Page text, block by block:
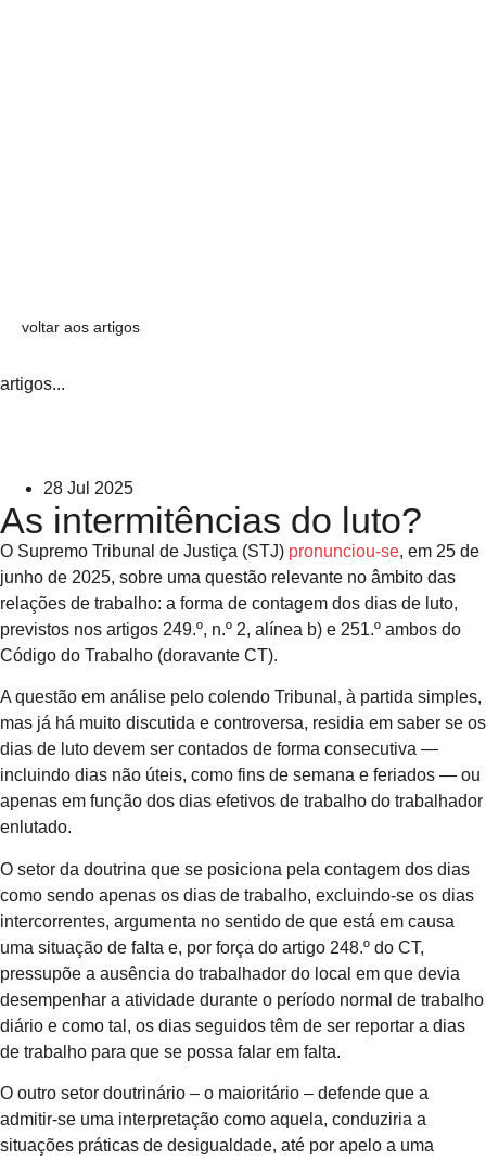
voltar aos artigos
artigos...
28 Jul 2025
As intermitências do luto?
O Supremo Tribunal de Justiça (STJ) pronunciou-se, em 25 de
junho de 2025, sobre uma questão relevante no âmbito das
relações de trabalho: a forma de contagem dos dias de luto,
previstos nos artigos 249.º, n.º 2, alínea b) e 251.º ambos do
Código do Trabalho (doravante CT).
A questão em análise pelo colendo Tribunal, à partida simples,
mas já há muito discutida e controversa, residia em saber se os
dias de luto devem ser contados de forma consecutiva —
incluindo dias não úteis, como fins de semana e feriados — ou
apenas em função dos dias efetivos de trabalho do trabalhador
enlutado.
O setor da doutrina que se posiciona pela contagem dos dias
como sendo apenas os dias de trabalho, excluindo-se os dias
intercorrentes, argumenta no sentido de que está em causa
uma situação de falta e, por força do artigo 248.º do CT,
pressupõe a ausência do trabalhador do local em que devia
desempenhar a atividade durante o período normal de trabalho
diário e como tal, os dias seguidos têm de ser reportar a dias
de trabalho para que se possa falar em falta.
O outro setor doutrinário – o maioritário – defende que a
admitir-se uma interpretação como aquela, conduziria a
situações práticas de desigualdade, até por apelo a uma